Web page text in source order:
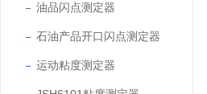
油品闪点测定器
石油产品开口闪点测定器
运动粘度测定器